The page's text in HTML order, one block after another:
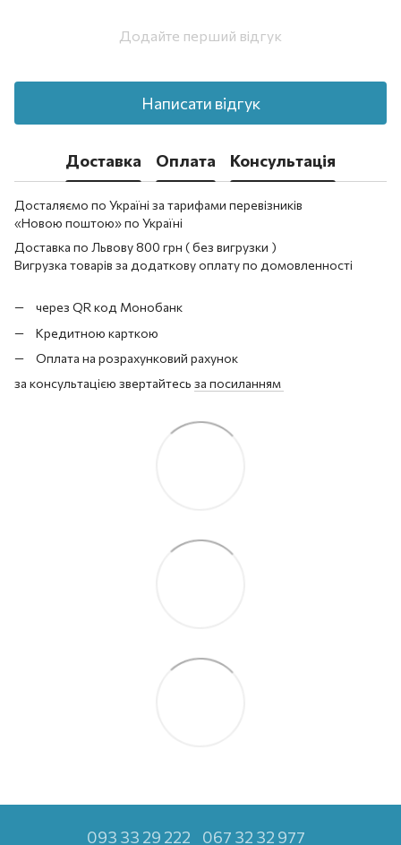
Додайте перший відгук
Написати відгук
Доставка Оплата Консультація
Досталяємо по Україні за тарифами перевізників
«Новою поштою» по Україні
Доставка по Львову 800 грн ( без вигрузки )
Вигрузка товарів за додаткову оплату по домовленності
через QR код Монобанк
Кредитною карткою
Оплата на розрахунковий рахунок
за консультацією звертайтесь за посиланням
093 33 29 222 067 32 32 977